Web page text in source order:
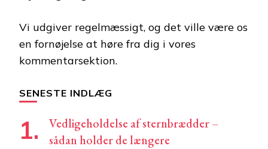
Vi udgiver regelmæssigt, og det ville være os
en fornøjelse at høre fra dig i vores
kommentarsektion.
SENESTE INDLÆG
Vedligeholdelse af sternbrædder –
sådan holder de længere